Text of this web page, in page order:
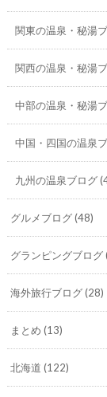
関東の温泉・秘湯
関西の温泉・秘湯
中部の温泉・秘湯
中国・四国の温泉
九州の温泉ブログ
グルメブログ(48)
グランピングブログ
海外旅行ブログ(28)
まとめ (13)
北海道 (122)